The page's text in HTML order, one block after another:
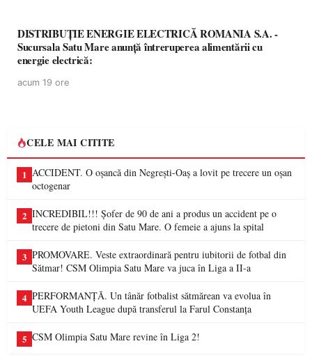
DISTRIBUȚIE ENERGIE ELECTRICĂ ROMANIA S.A. -
Sucursala Satu Mare anunţă întreruperea alimentării cu
energie electrică:
acum 19 ore
CELE MAI CITITE
1 ACCIDENT. O oșancă din Negrești-Oaș a lovit pe trecere un oșan
octogenar
2 INCREDIBIL!!! Șofer de 90 de ani a produs un accident pe o
trecere de pietoni din Satu Mare. O femeie a ajuns la spital
3 PROMOVARE. Veste extraordinară pentru iubitorii de fotbal din
Sătmar! CSM Olimpia Satu Mare va juca în Liga a II-a
4 PERFORMANȚĂ. Un tânăr fotbalist sătmărean va evolua în
UEFA Youth League după transferul la Farul Constanța
5 CSM Olimpia Satu Mare revine în Liga 2!